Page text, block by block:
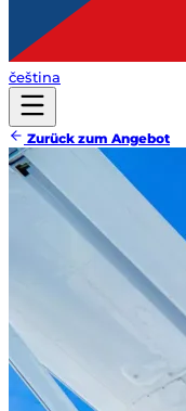
čeština
Zurück zum Angebot